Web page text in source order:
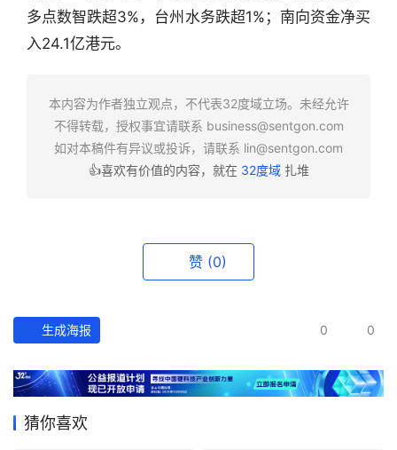
行
业
经
数
据
多点数智跌超3%，台州水务跌超1%；南向资金净买
入24.1亿港元。
本内容为作者独立观点，不代表32度域立场。未经允许
不得转载，授权事宜请联系 business@sentgon.com
如对本稿件有异议或投诉，请联系 lin@sentgon.com
👍喜欢有价值的内容，就在 32度域扎堆
赞 (0)
生成海报 0 0
猜你喜欢